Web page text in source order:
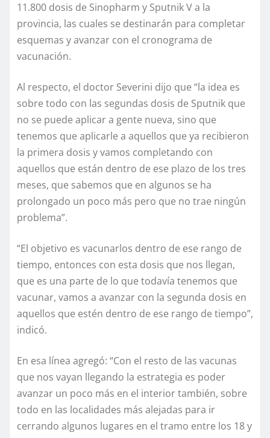
11.800 dosis de Sinopharm y Sputnik V a la
provincia, las cuales se destinarán para completar
esquemas y avanzar con el cronograma de
vacunación.
Al respecto, el doctor Severini dijo que “la idea es
sobre todo con las segundas dosis de Sputnik que
no se puede aplicar a gente nueva, sino que
tenemos que aplicarle a aquellos que ya recibieron
la primera dosis y vamos completando con
aquellos que están dentro de ese plazo de los tres
meses, que sabemos que en algunos se ha
prolongado un poco más pero que no trae ningún
problema”.
“El objetivo es vacunarlos dentro de ese rango de
tiempo, entonces con esta dosis que nos llegan,
que es una parte de lo que todavía tenemos que
vacunar, vamos a avanzar con la segunda dosis en
aquellos que estén dentro de ese rango de tiempo”,
indicó.
En esa línea agregó: “Con el resto de las vacunas
que nos vayan llegando la estrategia es poder
avanzar un poco más en el interior también, sobre
todo en las localidades más alejadas para ir
cerrando algunos lugares en el tramo entre los 18 y